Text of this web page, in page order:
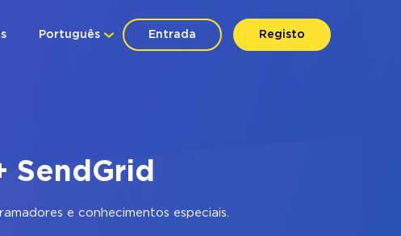
Entrada Registo
Português
SendGrid
e conhecimentos especiais.